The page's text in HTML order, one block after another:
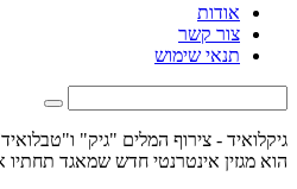
אודות
צור קשר
תנאי שימוש
גיקלואיד - צירוף המלים "גיק"
הוא מגזין אינטרנטי חדש שמאגד תחתיו